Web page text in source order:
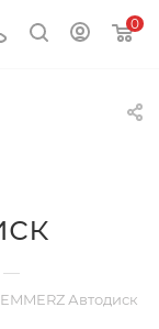
0
—
Автодиск